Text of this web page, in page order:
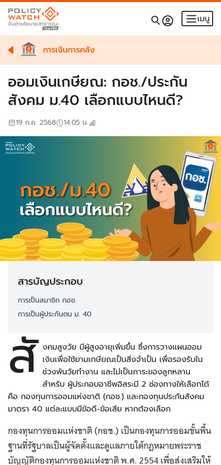
เมนู
การเงินการคลัง
ออมเงินเกษียณ: กอช./ประกัน
สังคม ม.40 เลือกแบบไหนดี?
19 ก.ค. 2568 14:05 น.
สารบัญประกอบ
การเป็นสมาชิก กอช.
การเป็นผู้ประกันตน ม. 40
สั งคมสูงวัย มีผู้สูงอายุเพิ่มขึ้น ซึ่งการวางแผนออม
เงินเพื่อใช้ยามเกษียณเป็นสิ่งจำเป็น เพื่อรองรับใน
ช่วงพ้นวัยทำงาน และไม่เป็นภาระของลูกหลาน
สำหรับ ผู้ประกอบอาชีพอิสระมี 2 ช่องทางให้เลือกได้
คือ กองทุนการออมแห่งชาติ (กอช.) และกองทุนประกันสังคม
มาตรา 40 แต่ละแบบมีข้อดี-ข้อเสีย หากต้องเลือก
กองทุนการออมแห่งชาติ (กอช.) เป็นกองทุนการออมขั้นพื้น
ฐานที่รัฐบาลเป็นผู้จัดตั้งและดูแลภายใต้กฎหมายพระราช
บัญญัติกองทุนการออมแห่งชาติ พ.ศ. 2554 เพื่อส่งเสริมให้